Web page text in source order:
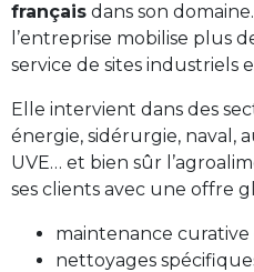
français dans son
l’entreprise mobilise plus
service de sites industriels
Elle intervient dans des
énergie, sidérurgie, naval,
UVE… et bien sûr
ses clients avec une offre
maintenance
nettoyages